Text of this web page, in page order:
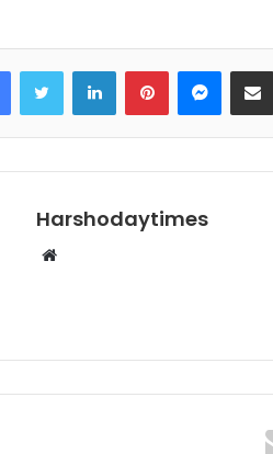
FacebookTwitter LinkedInPinterest
Harshodaytimes
Website